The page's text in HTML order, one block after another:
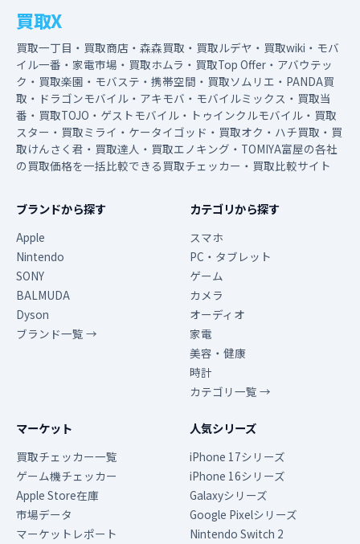
買取X
買取一丁目・買取商店・森森買取・買取ルデヤ・買取wiki・モバ
イル一番・家電市場・買取ホムラ・買取Top Offer・アバウテッ
ク・買取楽園・モバステ・携帯空間・買取ソムリエ・PANDA買
取・ドラゴンモバイル・アキモバ・モバイルミックス・買取当
番・買取TOJO・ゲストモバイル・トゥインクルモバイル・買取
スター・買取ミライ・ケータイゴッド・買取オク・ハチ買取・買
取けんさく君・買取達人・買取エノキング・TOMIYA富屋の各社
の買取価格を一括比較できる買取チェッカー・買取比較サイト
ブランドから探す
Apple
Nintendo
SONY
BALMUDA
Dyson
ブランド一覧 →
カテゴリから探す
スマホ
PC・タブレット
ゲーム
カメラ
オーディオ
家電
美容・健康
時計
カテゴリ一覧 →
マーケット
買取チェッカー一覧
ゲーム機チェッカー
Apple Store在庫
市場データ
マーケットレポート
人気シリーズ
iPhone 17シリーズ
iPhone 16シリーズ
Galaxyシリーズ
Google Pixelシリーズ
Nintendo Switch 2